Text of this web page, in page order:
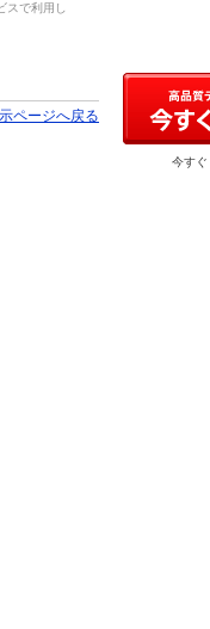
で利用し
ページへ戻る
今すぐ